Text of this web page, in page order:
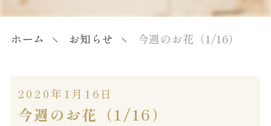
ホーム お知らせ 今週のお花（1/16）
2020年1月16日
今週のお花（1/16）